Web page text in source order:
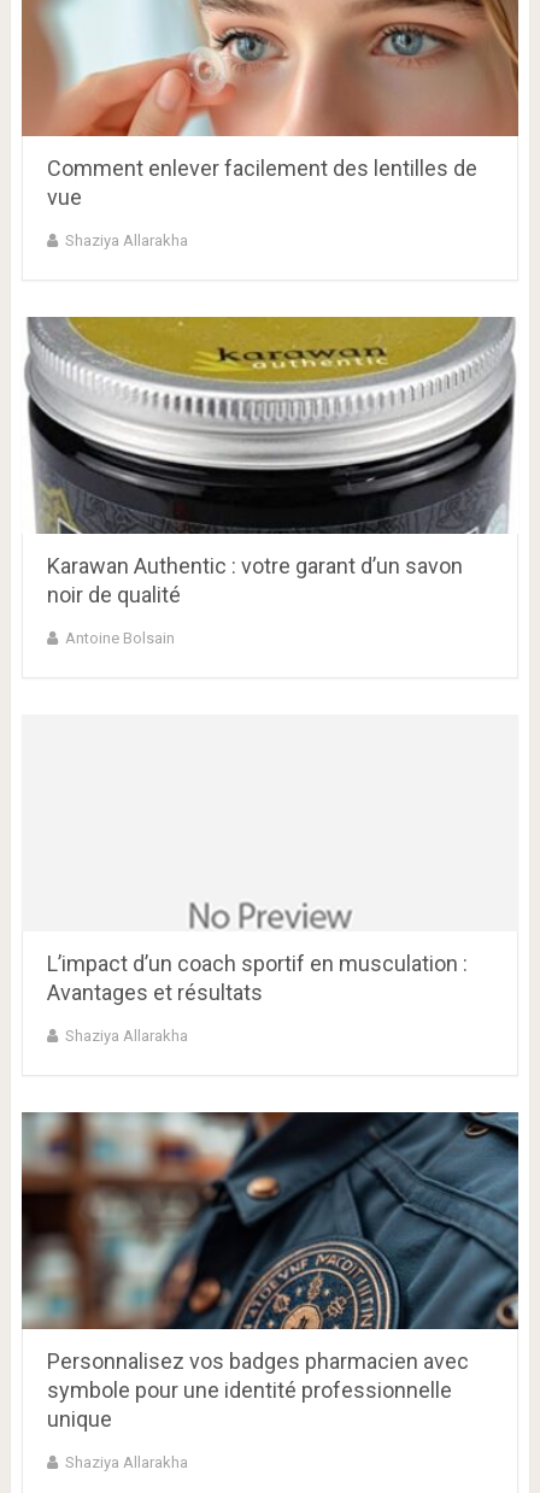
Comment enlever facilement des lentilles de
vue
Shaziya Allarakha
Karawan Authentic : votre garant d’un savon
noir de qualité
Antoine Bolsain
L’impact d’un coach sportif en musculation :
Avantages et résultats
Shaziya Allarakha
Personnalisez vos badges pharmacien avec
symbole pour une identité professionnelle
unique
Shaziya Allarakha